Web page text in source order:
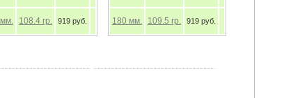
мм. 108.4 гр. 919 руб. 180 мм. 109.5 гр. 919 руб.